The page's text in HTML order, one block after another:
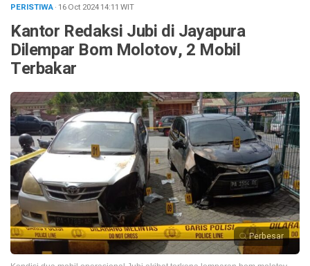
PERISTIWA· 16 Oct 202414:11 WIT
Kantor Redaksi Jubi di Jayapura
Dilempar Bom Molotov, 2 Mobil
Terbakar
Perbesar